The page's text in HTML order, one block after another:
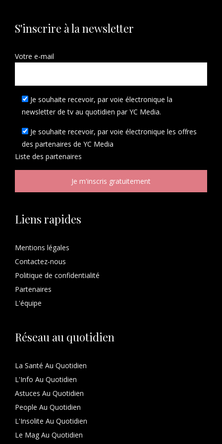
S'inscrire à la newsletter
Votre e-mail
Je souhaite recevoir, par voie électronique la
newsletter de tv au quotidien par YC Media.
Je souhaite recevoir, par voie électronique les offres
des partenaires de YC Media
Liste des partenaires
Liens rapides
Mentions légales
Contactez-nous
Politique de confidentialité
Partenaires
L'équipe
Réseau au quotidien
La Santé Au Quotidien
L'Info Au Quotidien
Astuces Au Quotidien
People Au Quotidien
L'Insolite Au Quotidien
Le Mag Au Quotidien